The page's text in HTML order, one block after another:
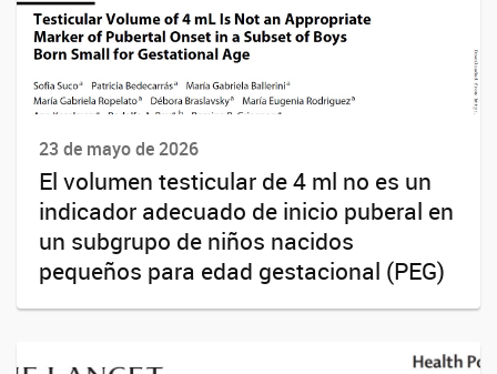
23 de mayo de 2026
El volumen testicular de 4 ml no es un
indicador adecuado de inicio puberal en
un subgrupo de niños nacidos
pequeños para edad gestacional (PEG)